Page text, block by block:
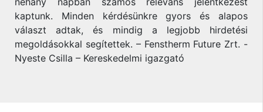
kaptunk. Minden kérdésünkre gyors és alapos
választ adtak, és mindig a legjobb hirdetési
megoldásokkal segítettek. – Fenstherm Future Zrt. -
Nyeste Csilla – Kereskedelmi igazgató